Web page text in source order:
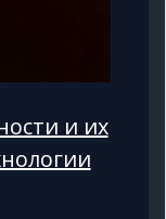
и их